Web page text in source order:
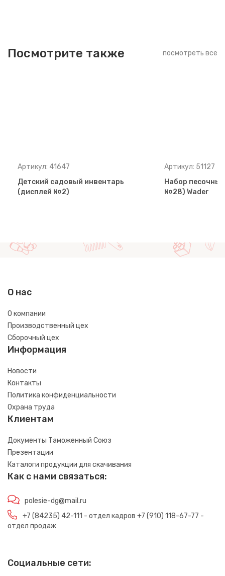
Посмотрите также посмотреть все
Артикул: 41647
Детский садовый инвентарь
(дисплей №2)
Артикул: 51127
Набор
№28) Wader
О нас
О компании
Производственный цех
Сборочный цех
Информация
Новости
Контакты
Политика конфиденциальности
Охрана труда
Клиентам
Документы Таможенный Союз
Презентации
Каталоги продукции для скачивания
Как с нами связаться:
polesie-dg@mail.ru
+7 (84235) 42-111 - отдел кадров +7 (910) 118-67-77 -
отдел продаж
Социальные сети: